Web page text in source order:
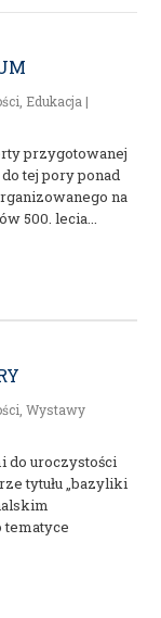
Edukacja |
przygotowanej
tej pory ponad
na
500. lecia...
,Wystawy
do uroczystości
tytułu „bazyliki
tematyce